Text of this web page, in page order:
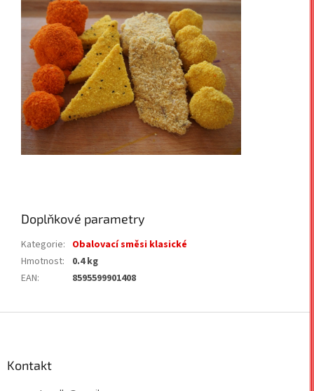
Doplňkové parametry
Kategorie: Obalovací směsi klasické
Hmotnost:
0.4 kg
EAN: 8595599901408
Kontakt